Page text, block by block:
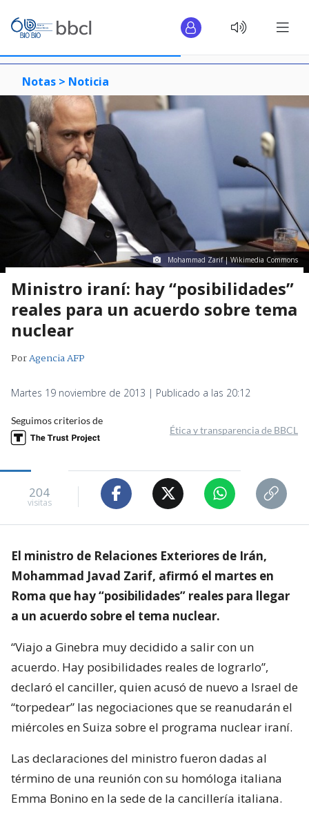
Notas > Noticia
Mohammad Zarif | Wikimedia Commons
Ministro iraní: hay “posibilidades”
reales para un acuerdo sobre tema
nuclear
PorAgencia AFP
Martes 19 noviembre de 2013 | Publicado a las 20:12
Seguimos criterios de
Ética y transparencia de BBCL
204
visitas
El ministro de Relaciones Exteriores de Irán,
Mohammad Javad Zarif, afirmó el martes en
Roma que hay “posibilidades” reales para llegar
a un acuerdo sobre el tema nuclear.
“Viajo a Ginebra muy decidido a salir con un
acuerdo. Hay posibilidades reales de lograrlo”,
declaró el canciller, quien acusó de nuevo a Israel de
“torpedear” las negociaciones que se reanudarán el
miércoles en Suiza sobre el programa nuclear iraní.
Las declaraciones del ministro fueron dadas al
término de una reunión con su homóloga italiana
Emma Bonino en la sede de la cancillería italiana.